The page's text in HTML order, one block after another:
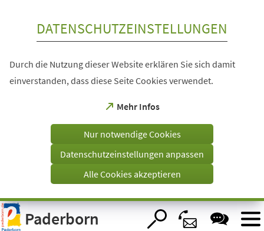
Visuelle
Assistenzsoftware
öffnen.
DATENSCHUTZEINSTELLUNGEN
Durch die Nutzung dieser Website erklären Sie sich damit
einverstanden, dass diese Seite Cookies verwendet.
Mehr Infos
(Öffnet
einem
Tab)
Nur notwendige Cookies
Datenschutzeinstellungen anpassen
Alle Cookies akzeptieren
Paderborn